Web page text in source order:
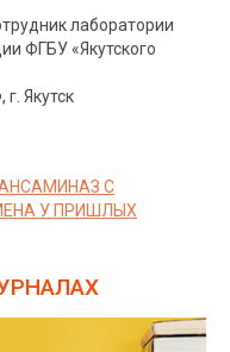
лаборатории
ФГБУ «Якутского
Якутск
С
У ПРИШЛЫХ